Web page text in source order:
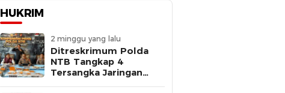
HUKRIM
2 minggu yang lalu
Ditreskrimum Polda
NTB Tangkap 4
Tersangka Jaringan